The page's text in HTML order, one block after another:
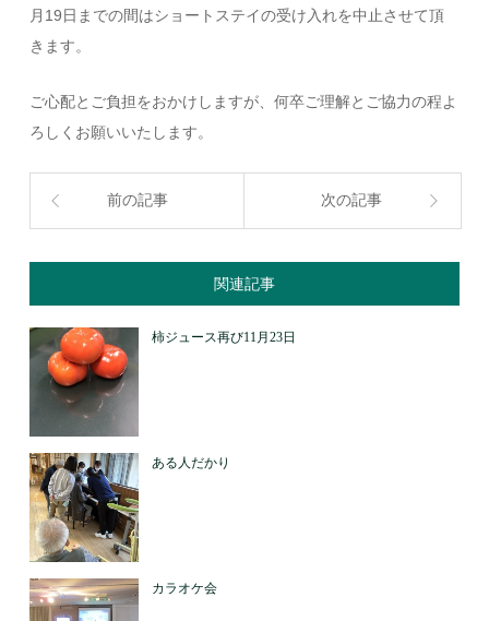
月19日までの間はショートステイの受け入れを中止させて頂
きます。
ご心配とご負担をおかけしますが、何卒ご理解とご協力の程よ
ろしくお願いいたします。
前の記事 次の記事
関連記事
柿ジュース再び11月23日
ある人だかり
カラオケ会